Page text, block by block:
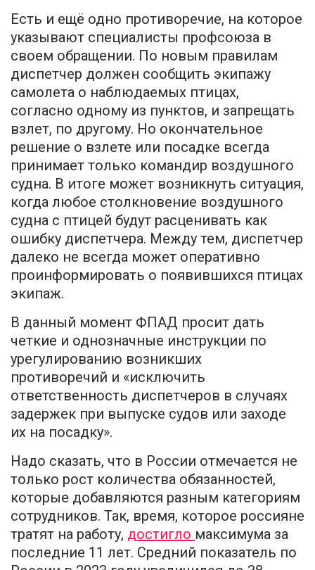
Есть и ещё одно противоречие, на которое
указывают специалисты профсоюза в
своем обращении. По новым правилам
диспетчер должен сообщить экипажу
самолета о наблюдаемых птицах,
согласно одному из пунктов, и запрещать
взлет, по другому. Но окончательное
решение о взлете или посадке всегда
принимает только командир воздушного
судна. В итоге может возникнуть ситуация,
когда любое столкновение воздушного
судна с птицей будут расценивать как
ошибку диспетчера. Между тем, диспетчер
далеко не всегда может оперативно
проинформировать о появившихся птицах
экипаж.
В данный момент ФПАД просит дать
четкие и однозначные инструкции по
урегулированию возникших
противоречий и «исключить
ответственность диспетчеров в случаях
задержек при выпуске судов или заходе
их на посадку».
Надо сказать, что в России отмечается не
только рост количества обязанностей,
которые добавляются разным категориям
сотрудников. Так, время, которое россияне
тратят на работу, достигло максимума за
последние 11 лет. Средний показатель по